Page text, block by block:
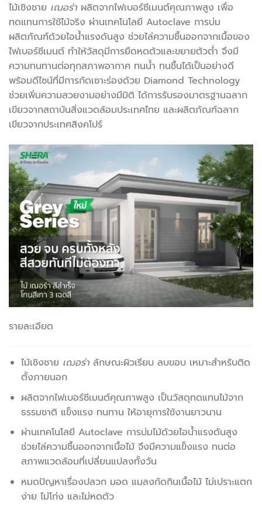
ไม้เชิงชาย เฌอร่า ผลิตจากไฟเบอร์ซีเมนต์คุณภาพสูง เพื่อ
ทดแทนการใช้ไม้จริง ผ่านเทคโนโลยี Autoclave การบ่ม
ผลิตภัณฑ์ด้วยไอน้ำแรงดันสูง ช่วยไล่ความชื้นออกจากเนื้อของ
ไฟเบอร์ซีเมนต์ ทำให้วัสดุมีการยืดหดตัวและขยายตัวต่ำ จึงมี
ความทนทานต่อทุกสภาพอากาศ ทนน้ำ ทนชื้นได้เป็นอย่างดี
พร้อมดีไซน์ที่มีการกัดเซาะร่องด้วย Diamond Technology
ช่วยเพิ่มความสวยงามอย่างมีมิติ ได้การรับรองมาตรฐานฉลาก
เขียวจากสถาบันสิ่งแวดล้อมประเทศไทย และผลิตภัณฑ์ฉลาก
เขียวจากประเทศสิงคโปร์
รายละเอียด
ไม้เชิงชาย เฌอร่าลักษณะผิวเรียบ ลบขอบ เหมาะสำหรับติด
ตั้งภายนอก
ผลิตจากไฟเบอร์ซีเมนต์คุณภาพสูง เป็นวัสดุทดแทนไม้จาก
ธรรมชาติ แข็งแรง ทนทาน ให้อายุการใช้งานยาวนาน
ผ่านเทคโนโลยี Autoclave การบ่มไม้ด้วยไอน้ำแรงดันสูง
ช่วยไล่ความชื้นออกจากเนื้อไม้ จึงมีความแข็งแรง ทนต่อ
สภาพแวดล้อมที่เปลี่ยนแปลงทั้งวัน
หมดปัญหาเรื่องปลวก มอด แมลงกัดกินเนื้อไม้ ไม่เปราะแตก
ง่าย ไม่โก่ง และไม่หดตัว